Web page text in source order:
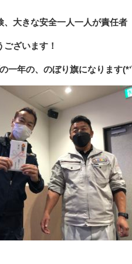
大きな安全一人一人が責任者
ざいます！
年の、のぼり旗になります